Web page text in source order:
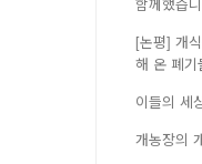
[논평] 개
해 온 폐기
이들의 세
개농장의